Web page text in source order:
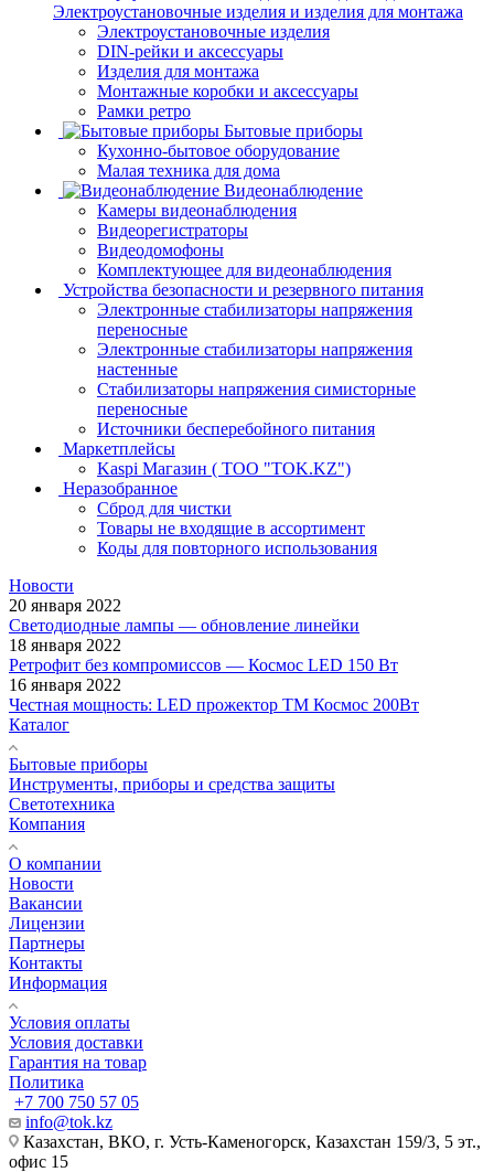
Электроустановочные изделия и изделия для монтажа
Электроустановочные изделия
DIN-рейки и аксессуары
Изделия для монтажа
Монтажные коробки и аксессуары
Рамки ретро
Бытовые приборы
Кухонно-бытовое оборудование
Малая техника для дома
Видеонаблюдение
Камеры видеонаблюдения
Видеорегистраторы
Видеодомофоны
Комплектующее для видеонаблюдения
Устройства безопасности и резервного питания
Электронные стабилизаторы напряжения
переносные
Электронные стабилизаторы напряжения
настенные
Стабилизаторы напряжения симисторные
переносные
Источники бесперебойного питания
Маркетплейсы
Kaspi Магазин ( ТОО "TOK.KZ")
Неразобранное
Сброд для чистки
Товары не входящие в ассортимент
Коды для повторного использования
Новости
20 января 2022
Светодиодные лампы — обновление линейки
18 января 2022
Ретрофит без компромиссов — Космос LED 150 Вт
16 января 2022
Честная мощность: LED прожектор ТМ Космос 200Вт
Каталог
Бытовые приборы
Инструменты, приборы и средства защиты
Светотехника
Компания
О компании
Новости
Вакансии
Лицензии
Партнеры
Контакты
Информация
Условия оплаты
Условия доставки
Гарантия на товар
Политика
+7 700 750 57 05
info@tok.kz
Казахстан, ВКО, г. Усть-Каменогорск, Казахстан 159/3, 5 эт.,
офис 15